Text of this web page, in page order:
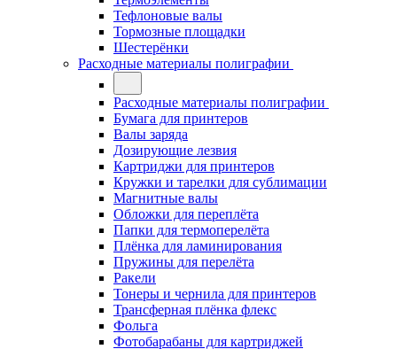
Тефлоновые валы
Тормозные площадки
Шестерёнки
Расходные материалы полиграфии
Расходные материалы полиграфии
Бумага для принтеров
Валы заряда
Дозирующие лезвия
Картриджи для принтеров
Кружки и тарелки для сублимации
Магнитные валы
Обложки для переплёта
Папки для термоперелёта
Плёнка для ламинирования
Пружины для перелёта
Ракели
Тонеры и чернила для принтеров
Трансферная плёнка флекс
Фольга
Фотобарабаны для картриджей